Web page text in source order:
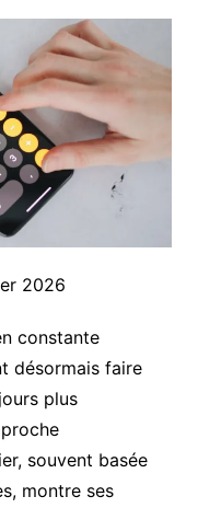
2026
constante
désormais faire
plus
souvent basée
montre ses